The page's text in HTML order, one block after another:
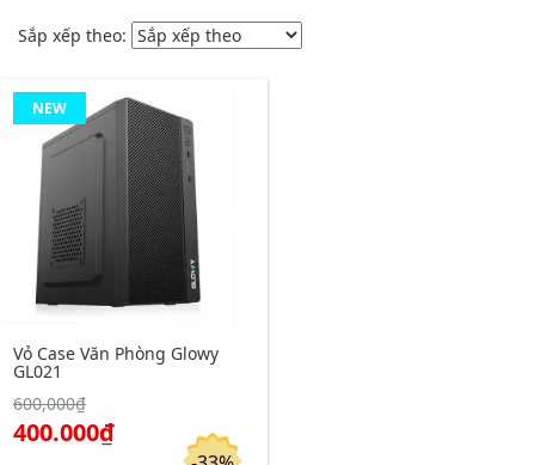
Sắp xếp theo:
NEW
Vỏ Case Văn Phòng Glowy
GL021
600,000₫
400.000₫